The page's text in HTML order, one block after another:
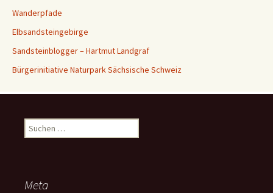
Wanderpfade
Elbsandsteingebirge
Sandsteinblogger – Hartmut Landgraf
Bürgerinitiative Naturpark Sächsische Schweiz
Suchen
nach:
Meta